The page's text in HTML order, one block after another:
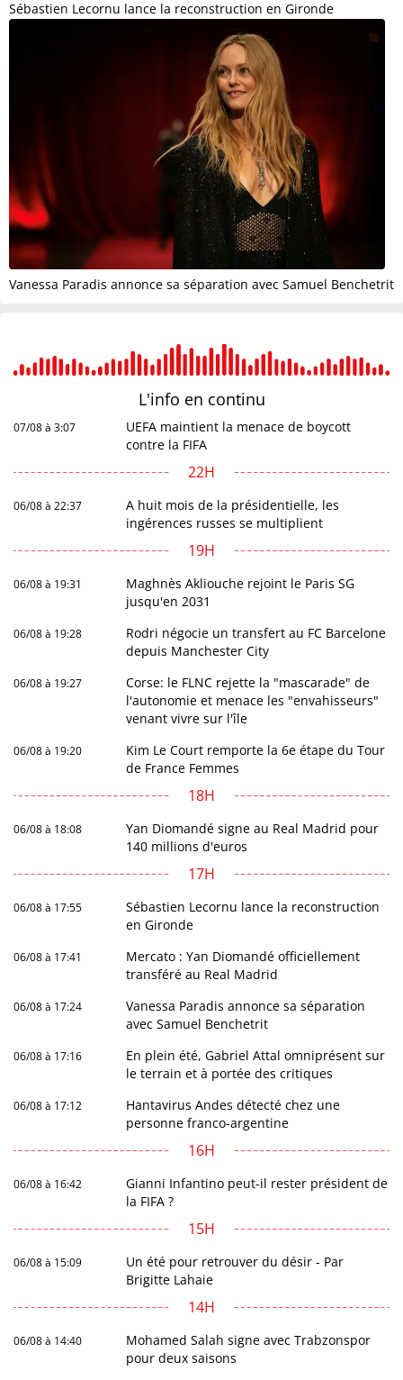
Sébastien Lecornu lance la reconstruction en Gironde
Vanessa Paradis annonce sa séparation avec Samuel Benchetrit
L'info en continu
07/08 à 3:07
UEFA maintient la menace de boycott
contre la FIFA
22H
06/08 à 22:37
A huit mois de la présidentielle, les
ingérences russes se multiplient
19H
06/08 à 19:31
Maghnès Akliouche rejoint le Paris SG
jusqu'en 2031
06/08 à 19:28
Rodri négocie un transfert au FC Barcelone
depuis Manchester City
06/08 à 19:27
Corse: le FLNC rejette la "mascarade" de
l'autonomie et menace les "envahisseurs"
venant vivre sur l'île
06/08 à 19:20
Kim Le Court remporte la 6e étape du Tour
de France Femmes
18H
06/08 à 18:08
Yan Diomandé signe au Real Madrid pour
140 millions d'euros
17H
06/08 à 17:55
Sébastien Lecornu lance la reconstruction
en Gironde
06/08 à 17:41
Mercato : Yan Diomandé officiellement
transféré au Real Madrid
06/08 à 17:24
Vanessa Paradis annonce sa séparation
avec Samuel Benchetrit
06/08 à 17:16
En plein été, Gabriel Attal omniprésent sur
le terrain et à portée des critiques
06/08 à 17:12
Hantavirus Andes détecté chez une
personne franco-argentine
16H
06/08 à 16:42
Gianni Infantino peut-il rester président de
la FIFA ?
15H
06/08 à 15:09
Un été pour retrouver du désir - Par
Brigitte Lahaie
14H
06/08 à 14:40
Mohamed Salah signe avec Trabzonspor
pour deux saisons